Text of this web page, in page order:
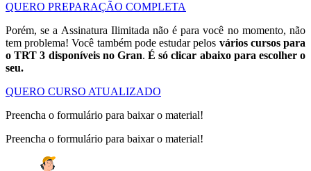
QUERO PREPARAÇÃO COMPLETA
Porém, se a Assinatura Ilimitada não é para você no momento, não
tem problema! Você também pode estudar pelos vários cursos para
o TRT 3 disponíveis no Gran. É só clicar abaixo para escolher o
seu.
QUERO CURSO ATUALIZADO
Preencha o formulário para baixar o material!
Preencha o formulário para baixar o material!